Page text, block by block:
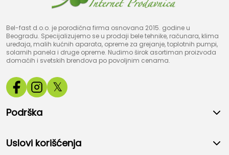
Bel-fast d.o.o. je porodična firma osnovana 2015. godine u
Beogradu. Specijalizujemo se u prodaji bele tehnike, računara, klima
uređaja, malih kućnih aparata, opreme za grejanje, toplotnih pumpi,
solarnih panela i druge opreme. Nudimo širok asortiman proizvoda
domaćih i svetskih brendova po povoljnim cenama.
𝕏
Podrška
Uslovi korišćenja